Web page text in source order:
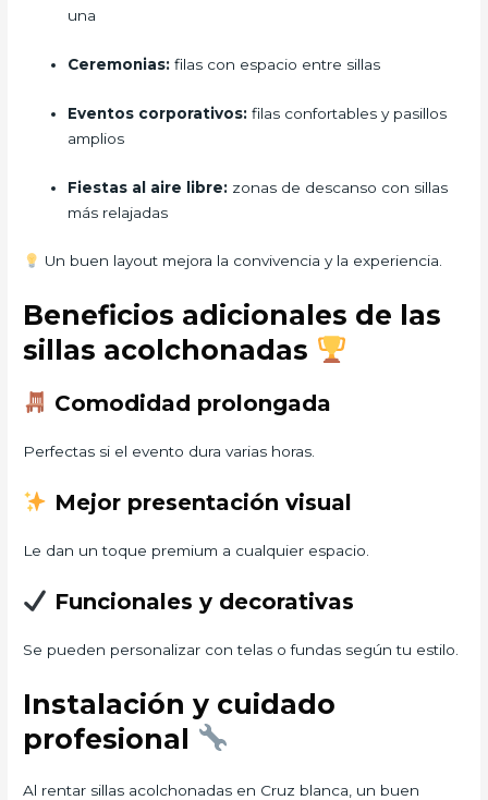
una
Ceremonias: filas con espacio entre sillas
Eventos corporativos: filas confortables y pasillos
amplios
Fiestas al aire libre: zonas de descanso con sillas
más relajadas
Un buen layout mejora la convivencia y la experiencia.
Beneficios adicionales de las
sillas acolchonadas
Comodidad prolongada
Perfectas si el evento dura varias horas.
Mejor presentación visual
Le dan un toque premium a cualquier espacio.
Funcionales y decorativas
Se pueden personalizar con telas o fundas según tu estilo.
Instalación y cuidado
profesional
Al rentar sillas acolchonadas en Cruz blanca, un buen